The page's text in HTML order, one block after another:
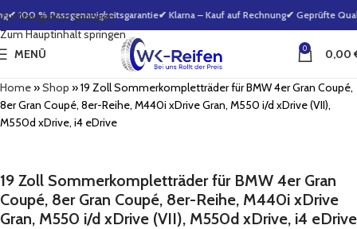
Zur Navigation springen
Zum Hauptinhalt springen
✔ 100 % Passgenauigkeitsgarantie✔ Klarna – Kauf auf Rechnung✔ Geprüfte
MENÜ 0 0,00
Home»Shop »19 Zoll Sommerkompletträder für BMW 4er Gran Coupé,
8er Gran Coupé, 8er-Reihe, M440i xDrive Gran, M550 i/d xDrive (VII),
M550d xDrive, i4 eDrive
19 Zoll Sommerkompletträder für BMW 4er Gran
Coupé, 8er Gran Coupé, 8er-Reihe, M440i xDrive
Gran, M550 i/d xDrive (VII), M550d xDrive, i4 eDrive